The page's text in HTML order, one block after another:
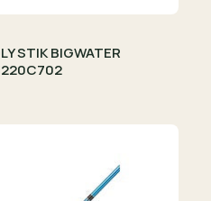
STIK BIGWATER